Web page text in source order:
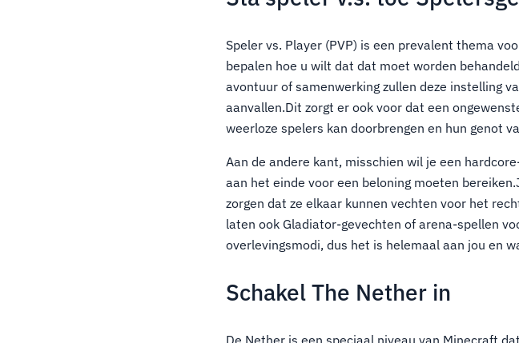
Speler vs. Player (PVP) is een prevalent thema
bepalen hoe u wilt dat dat moet worden
avontuur of samenwerking zullen deze instelling
aanvallen.Dit zorgt er ook voor dat een
weerloze spelers kan doorbrengen en hun genot
Aan de andere kant, misschien wil je een
aan het einde voor een beloning moeten
zorgen dat ze elkaar kunnen vechten voor het
laten ook Gladiator-gevechten of arena-spellen
overlevingsmodi, dus het is helemaal aan jou en
Schakel The Nether in
De Nether is een speciaal niveau van Minecraft